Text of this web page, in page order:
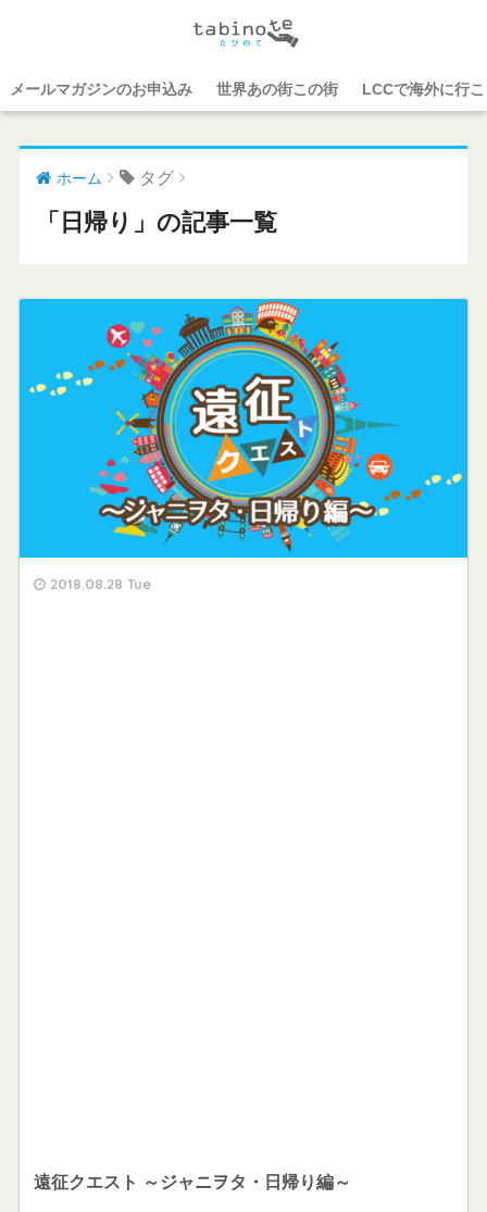
メールマガジンのお申込み 世界あの街この街 LCCで海外に行
ホーム タグ
「日帰り」の記事一覧
2018.08.28 Tue
遠征クエスト ～ジャニヲタ・日帰り編～